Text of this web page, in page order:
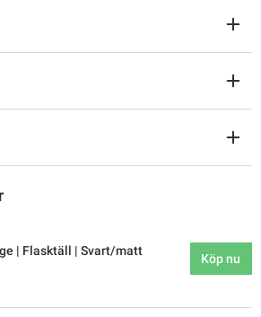
| Flasktäll | Svart/matt
Köp nu